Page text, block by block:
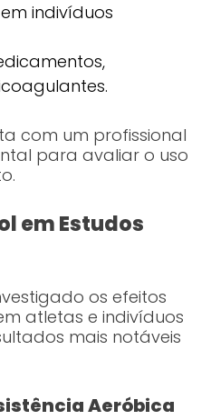
indivíduos
com um profissional
para avaliar o uso
em Estudos
os efeitos
atletas e indivíduos
mais notáveis
Aeróbica